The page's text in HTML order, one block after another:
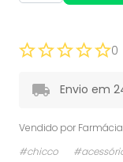
0
Envio em
Vendido por
#chicco